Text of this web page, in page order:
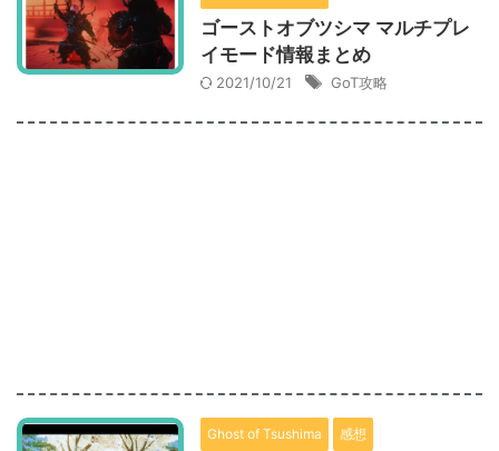
ゴーストオブツシマ マルチプレ
イモード情報まとめ
2021/10/21 GoT攻略
Ghost of Tsushima 感想